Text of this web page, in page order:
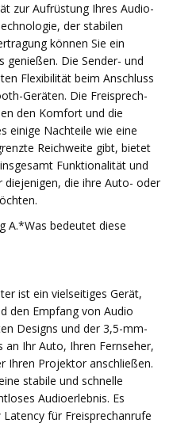
zur Aufrüstung Ihres Audio-
der stabilen
können Sie ein
genießen. Die Sender- und
Flexibilität beim Anschluss
Geräten. Die Freisprech-
den Komfort und die
einige Nachteile wie eine
Reichweite gibt, bietet
Funktionalität und
die ihre Auto- oder
A.*Was bedeutet diese
ist ein vielseitiges Gerät,
den Empfang von Audio
Designs und der 3,5-mm-
an Ihr Auto, Ihren Fernseher,
Ihren Projektor anschließen.
stabile und schnelle
Audioerlebnis. Es
für Freisprechanrufe